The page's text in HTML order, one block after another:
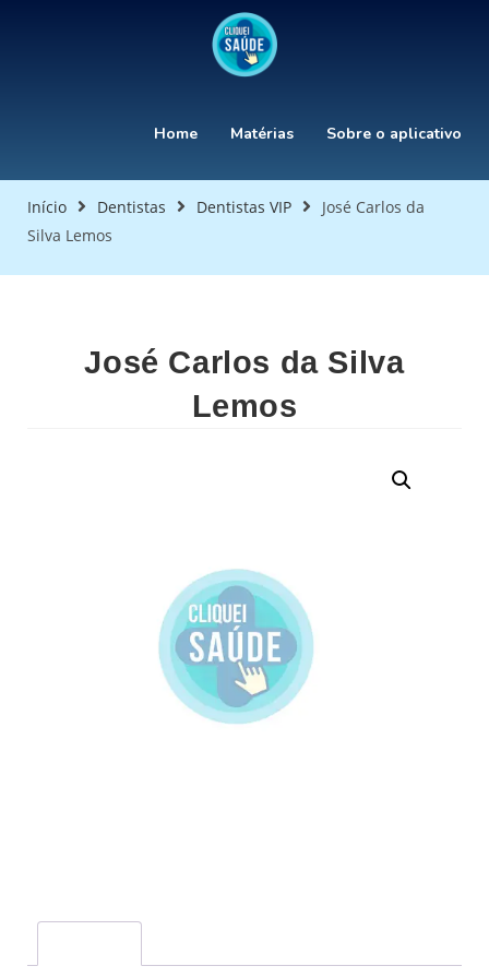
Home Matérias Sobre o aplicativo
Início Dentistas Dentistas VIP
José Carlos da
Silva Lemos
José Carlos da Silva
Lemos